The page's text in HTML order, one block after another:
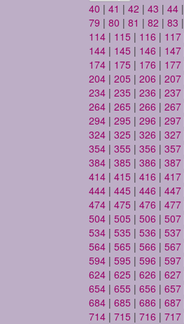
40 | 41 | 42 | 43 | 44 |
79 | 80 | 81 | 82 | 83 |
114 | 115 | 116 | 117
144 | 145 | 146 | 147
174 | 175 | 176 | 177
204 | 205 | 206 | 207
234 | 235 | 236 | 237
264 | 265 | 266 | 267
294 | 295 | 296 | 297
324 | 325 | 326 | 327
354 | 355 | 356 | 357
384 | 385 | 386 | 387
414 | 415 | 416 | 417
444 | 445 | 446 | 447
474 | 475 | 476 | 477
504 | 505 | 506 | 507
534 | 535 | 536 | 537
564 | 565 | 566 | 567
594 | 595 | 596 | 597
624 | 625 | 626 | 627
654 | 655 | 656 | 657
684 | 685 | 686 | 687
714 | 715 | 716 | 717